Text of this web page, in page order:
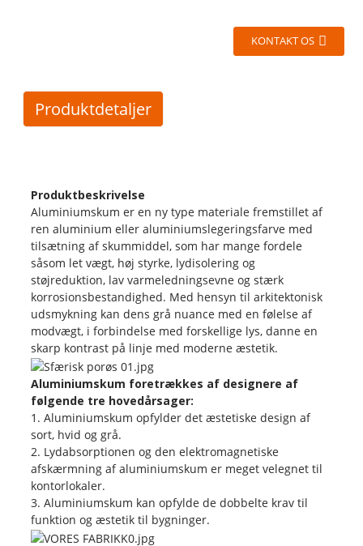
KONTAKT OS
Produktdetaljer
Produktbeskrivelse
Aluminiumskum er en ny type materiale fremstillet af
ren aluminium eller aluminiumslegeringsfarve med
tilsætning af skummiddel, som har mange fordele
såsom let vægt, høj styrke, lydisolering og
støjreduktion, lav varmeledningsevne og stærk
korrosionsbestandighed. Med hensyn til arkitektonisk
udsmykning kan dens grå nuance med en følelse af
modvægt, i forbindelse med forskellige lys, danne en
skarp kontrast på linje med moderne æstetik.
Aluminiumskum foretrækkes af designere af
følgende tre hovedårsager:
1. Aluminiumskum opfylder det æstetiske design af
sort, hvid og grå.
2. Lydabsorptionen og den elektromagnetiske
afskærmning af aluminiumskum er meget velegnet til
kontorlokaler.
3. Aluminiumskum kan opfylde de dobbelte krav til
funktion og æstetik til bygninger.